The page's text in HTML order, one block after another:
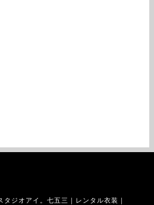
ジオアイ。七五三｜レンタル衣装｜